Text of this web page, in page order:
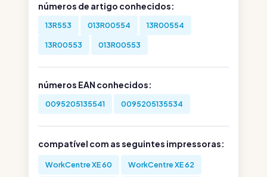
números de artigo conhecidos:
13R553 013R00554 13R00554
13R00553 013R00553
números EAN conhecidos:
0095205135541 0095205135534
compatível com as seguintes impressoras:
WorkCentre XE 60 WorkCentre XE 62